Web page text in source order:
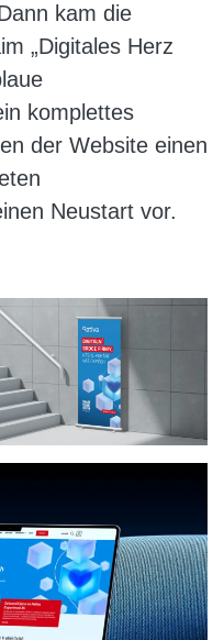
kam die
„Digitales Herz
komplettes
der Website einen
Neustart vor.